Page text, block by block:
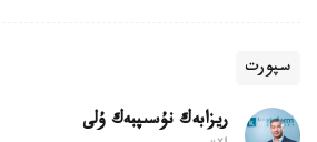
سپورت
ريزابەك نۇسىپبەك ۇلى